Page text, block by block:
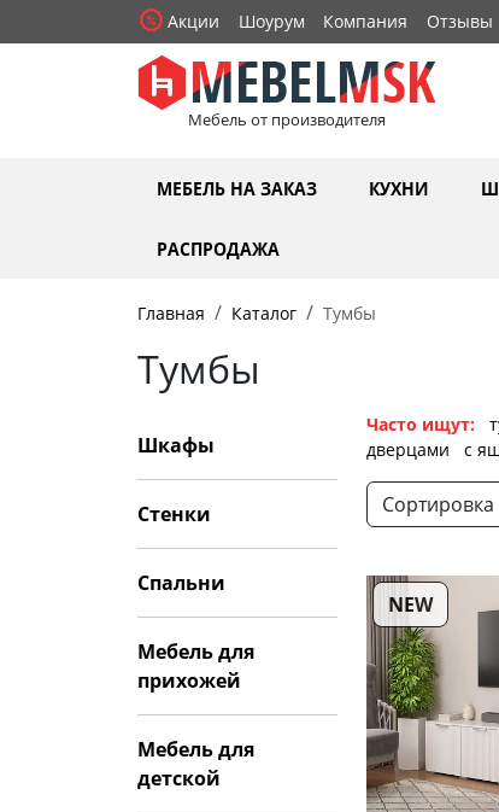
Акции Шоурум Компания Отзывы
Мебель от производителя
МЕБЕЛЬ НА ЗАКАЗ КУХНИ
РАСПРОДАЖА
Главная Каталог Тумбы
Тумбы
Шкафы
Стенки
Спальни
Мебель для
прихожей
Мебель для
детской
Часто ищут:
дверцами
с
Сортировка
NEW